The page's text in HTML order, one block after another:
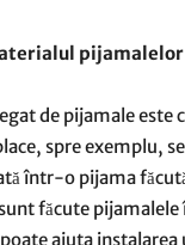
pijamalelor
de pijamale este
spre exemplu,
într-o pijama
făcute
ajuta